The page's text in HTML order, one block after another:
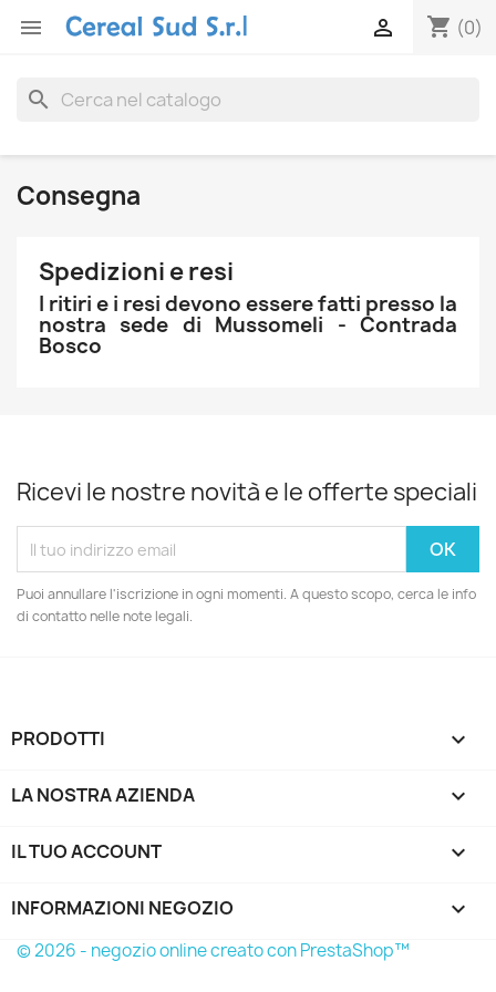
 shopping_cart (0)

search
Consegna
Spedizioni e resi
I ritiri e i resi devono essere fatti presso la
nostra sede di Mussomeli - Contrada
Bosco
Ricevi le nostre novità e le offerte speciali
Puoi annullare l'iscrizione in ogni momenti. A questo scopo, cerca le info
di contatto nelle note legali.
PRODOTTI 
LA NOSTRA AZIENDA 
IL TUO ACCOUNT 
INFORMAZIONI NEGOZIO keyboard_arrow_down
© 2026 - negozio online creato con PrestaShop™